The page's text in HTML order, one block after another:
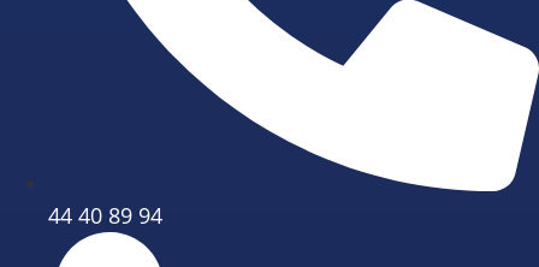
44 40 89 94